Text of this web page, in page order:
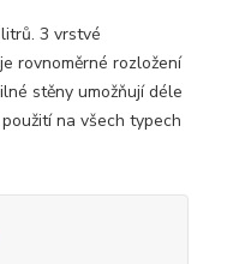
3 vrstvé
rovnoměrné rozložení
stěny umožňují déle
na všech typech